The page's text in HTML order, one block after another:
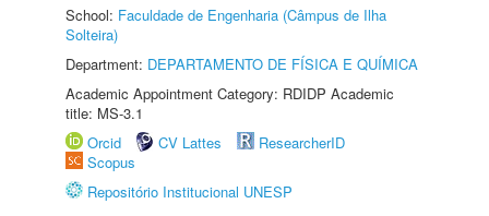
School: Faculdade de Engenharia (Câmpus de Ilha
Solteira)
Department: DEPARTAMENTO DE FÍSICA E QUÍMICA
Academic Appointment Category: RDIDP Academic
title: MS-3.1
Orcid
CV Lattes
ResearcherID
Scopus
Repositório Institucional UNESP